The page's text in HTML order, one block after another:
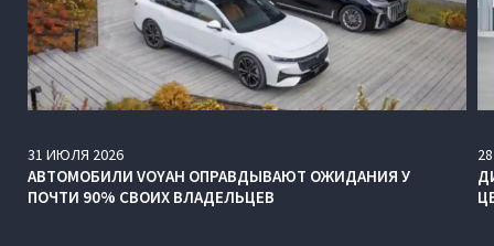
31 ИЮЛЯ 2026
АВТОМОБИЛИ VOYAH ОПРАВДЫВАЮТ ОЖИДАНИЯ У
ПОЧТИ 90% СВОИХ ВЛАДЕЛЬЦЕВ
28